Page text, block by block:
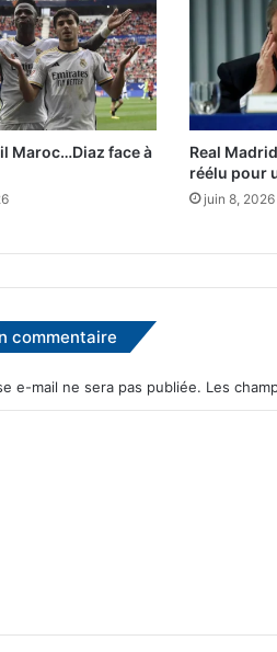
Maroc…Diaz face à
Real
réélu pour
juin 8, 2026
commentaire
e-mail ne sera pas publiée. Les